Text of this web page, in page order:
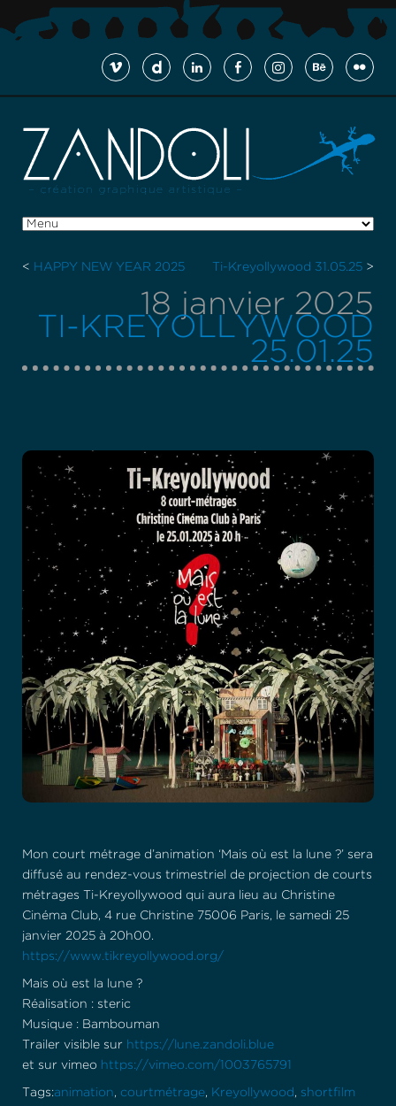
< HAPPY NEW YEAR 2025 Ti-Kreyollywood 31.05.25 >
18 janvier 2025
TI-KREYOLLYWOOD
25.01.25
Mon court métrage d’animation ‘Mais où est la lune ?’ sera
diffusé au rendez-vous trimestriel de projection de courts
métrages Ti-Kreyollywood qui aura lieu au Christine
Cinéma Club, 4 rue Christine 75006 Paris, le samedi 25
janvier 2025 à 20h00.
https://www.tikreyollywood.org/
Mais où est la lune ?
Réalisation : steric
Musique : Bambouman
Trailer visible sur https://lune.zandoli.blue
et sur vimeo https://vimeo.com/1003765791
Tags:animation, courtmétrage, Kreyollywood, shortfilm